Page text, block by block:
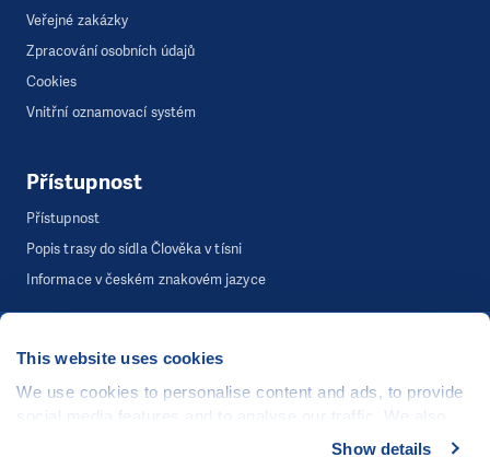
This website uses cookies
We use cookies to personalise content and ads, to provide
social media features and to analyse our traffic. We also
share information about your use of our site with our social
Show details
Veřejné zakázky
Zpracování osobních údajů
Cookies
Vnitřní oznamovací systém
Přístupnost
Přístupnost
Popis trasy do sídla Člověka v tísni
Informace v českém znakovém jazyce
©Člověk v tísni, o.p.s. , Šafaříkova 635/24, 120 00 Praha 2
Webová stránka běží na bezplatně poskytnutém server hostingu od
CZECHIA.COM